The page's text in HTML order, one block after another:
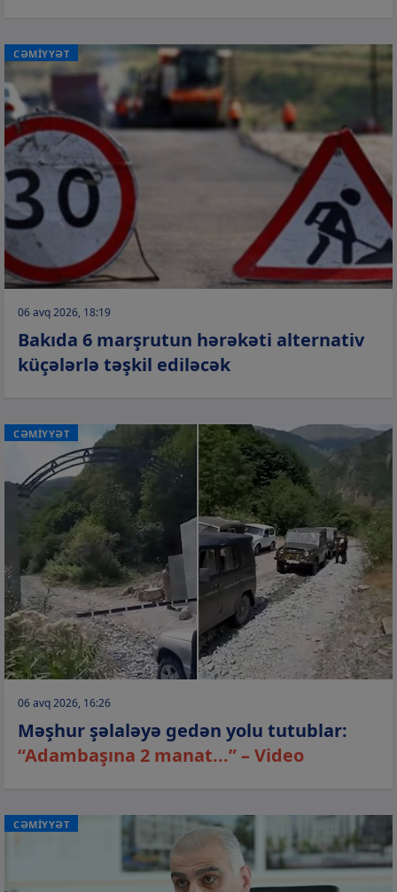
CƏMİYYƏT
06 avq 2026, 18:19
Bakıda 6 marşrutun hərəkəti alternativ
küçələrlə təşkil ediləcək
CƏMİYYƏT
06 avq 2026, 16:26
Məşhur şəlaləyə gedən yolu tutublar:
“Adambaşına 2 manat...” – Video
CƏMİYYƏT